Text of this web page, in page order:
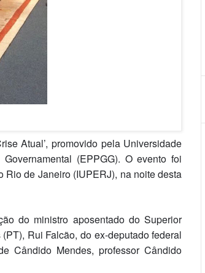
Atual’, promovido pela Universidade
(EPPGG). O evento foi
de Janeiro (IUPERJ), na noite desta
do ministro aposentado do Superior
Rui Falcão, do ex-deputado federal
Cândido Mendes, professor Cândido